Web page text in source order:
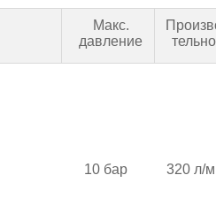
Макс.
давление
10 бар 320 л/